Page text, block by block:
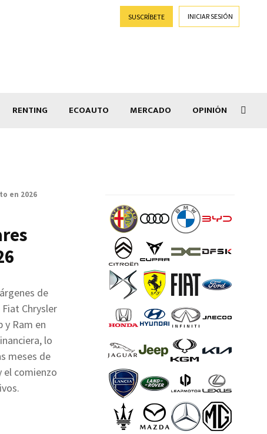
SUSCRÍBETE INICIAR SESIÓN
RENTING ECOAUTO MERCADO OPINIÓN
en 2026
de
Chrysler
y Ram en
lo
meses de
el comienzo